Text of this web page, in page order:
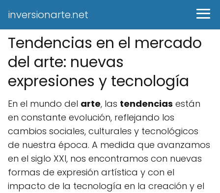
inversionarte.net
Tendencias en el mercado
del arte: nuevas
expresiones y tecnología
En el mundo del arte, las tendencias están
en constante evolución, reflejando los
cambios sociales, culturales y tecnológicos
de nuestra época. A medida que avanzamos
en el siglo XXI, nos encontramos con nuevas
formas de expresión artística y con el
impacto de la tecnología en la creación y el